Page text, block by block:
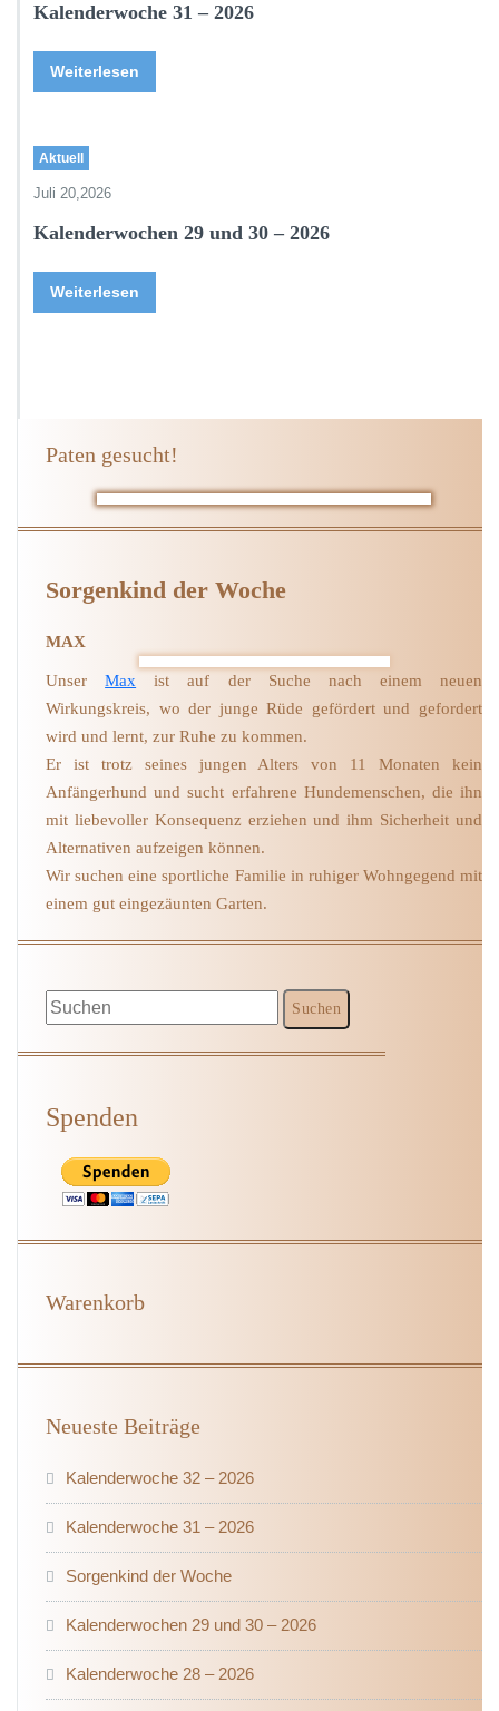
Kalenderwoche 31 – 2026
Weiterlesen
Aktuell
Juli 20,2026
Kalenderwochen 29 und 30 – 2026
Weiterlesen
Paten gesucht!
Sorgenkind der Woche
MAX
UnserMax ist auf der Suche nach einem neuen
Wirkungskreis, wo der junge Rüde gefördert und gefordert
wird und lernt, zur Ruhe zu kommen.
Er ist trotz seines jungen Alters von 11 Monaten kein
Anfängerhund und sucht erfahrene Hundemenschen, die ihn
mit liebevoller Konsequenz erziehen und ihm Sicherheit und
Alternativen aufzeigen können.
Wir suchen eine sportliche Familie in ruhiger Wohngegend mit
einem gut eingezäunten Garten.
Spenden
Warenkorb
Neueste Beiträge
Kalenderwoche 32 – 2026
Kalenderwoche 31 – 2026
Sorgenkind der Woche
Kalenderwochen 29 und 30 – 2026
Kalenderwoche 28 – 2026